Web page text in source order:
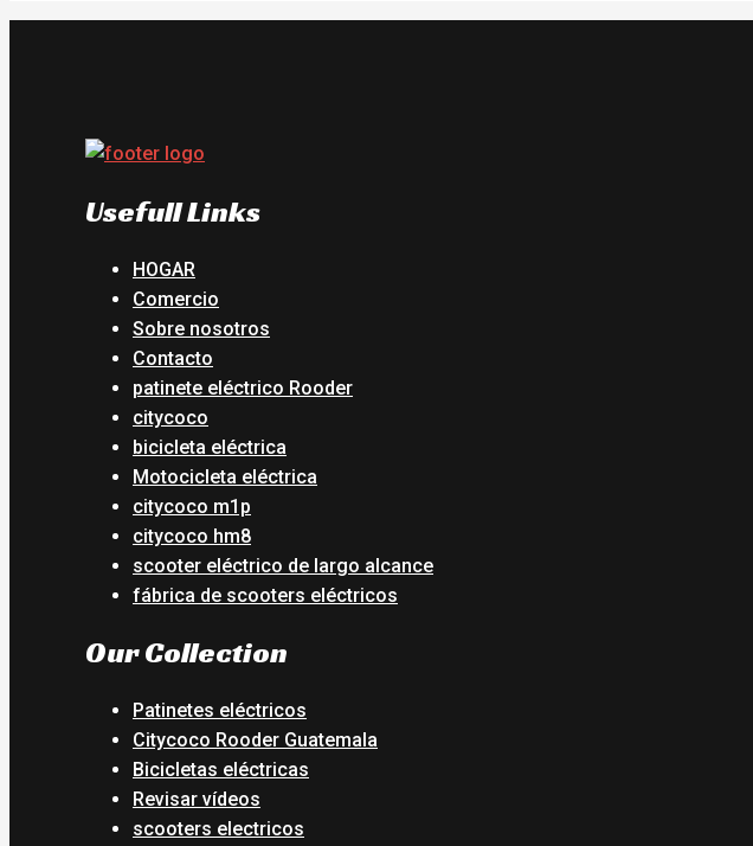
Usefull Links
HOGAR
Comercio
Sobre nosotros
Contacto
patinete eléctrico Rooder
citycoco
bicicleta eléctrica
Motocicleta eléctrica
citycoco m1p
citycoco hm8
scooter eléctrico de largo alcance
fábrica de scooters eléctricos
Our Collection
Patinetes eléctricos
Citycoco Rooder Guatemala
Bicicletas eléctricas
Revisar vídeos
scooters electricos